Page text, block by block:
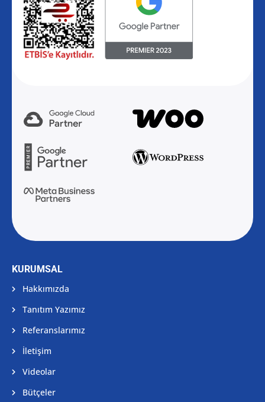
KURUMSAL
Hakkımızda
Tanıtım Yazımız
Referanslarımız
İletişim
Videolar
Bütçeler